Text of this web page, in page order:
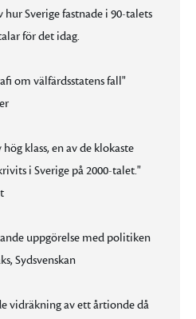
Sverige fastnade i 90-talets
för det idag.
om välfärdsstatens fall"
hög klass, en av de klokaste
i Sverige på 2000-talet."
uppgörelse med politiken
Sydsvenskan
vidräkning av ett årtionde då